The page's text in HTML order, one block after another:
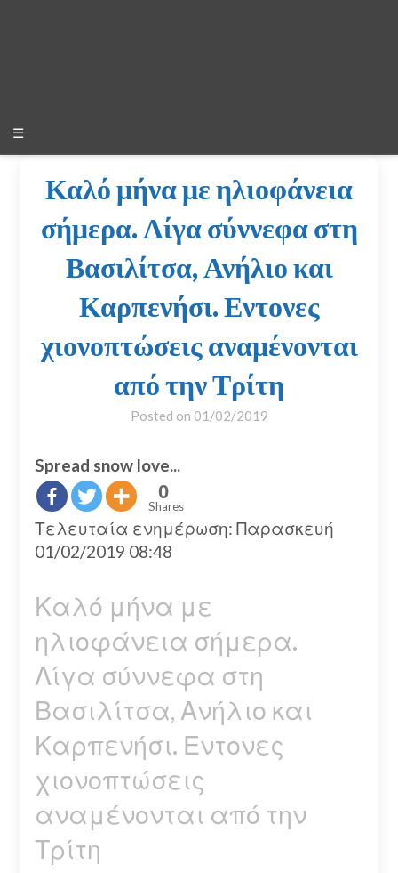
☰
Καλό μήνα με ηλιοφάνεια
σήμερα. Λίγα σύννεφα στη
Βασιλίτσα, Ανήλιο και
Καρπενήσι. Εντονες
χιονοπτώσεις αναμένονται
από την Τρίτη
Posted on 01/02/2019
Spread snow love...
0
Shares
Τελευταία ενημέρωση: Παρασκευή
01/02/2019 08:48
Καλό μήνα με
ηλιοφάνεια σήμερα.
Λίγα σύννεφα στη
Βασιλίτσα, Ανήλιο και
Καρπενήσι. Εντονες
χιονοπτώσεις
αναμένονται από την
Τρίτη